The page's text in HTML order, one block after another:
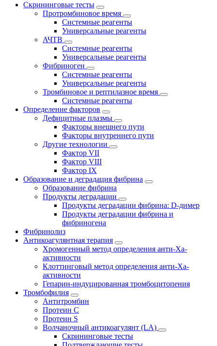
Скрининговые тесты
Протромбиновое время
Системные реагенты
Универсальные реагенты
АЧТВ
Системные реагенты
Универсальные реагенты
Фибриноген
Системные реагенты
Универсальные реагенты
Тромбиновое и рептилазное время
Системные реагенты
Определение факторов
Дефицитные плазмы
Факторы внешнего пути
Факторы внутреннего пути
Другие технологии
Фактор VII
Фактор VIII
Фактор IX
Образование и деградация фибрина
Образование фибрина
Продукты деградации
Продукты деградации фибрина: D-димер
Продукты деградации фибрина и
фибриногена
Фибринолиз
Антикоагулянтная терапия
Хромогенный метод определения анти-Ха-
активности
Клоттинговый метод определения анти-Ха-
активности
Гепарин-индуцированная тромбоцитопения
Тромбофилия
Антитромбин
Протеин С
Протеин S
Волчаночный антикоагулянт (LA)
Скрининговые тесты